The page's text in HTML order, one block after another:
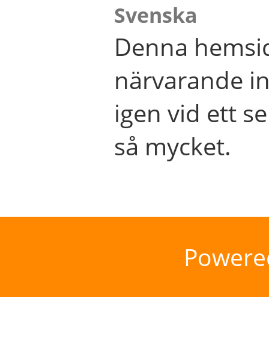
Svenska
Denna
närvarande
igen vid ett
så mycket.